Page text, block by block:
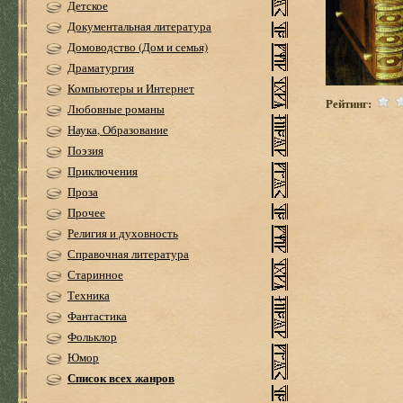
Детское
Документальная литература
Домоводство (Дом и семья)
Драматургия
Компьютеры и Интернет
Любовные романы
Наука, Образование
Поэзия
Приключения
Проза
Прочее
Религия и духовность
Справочная литература
Старинное
Техника
Фантастика
Фольклор
Юмор
Список всех жанров
Рейтинг: